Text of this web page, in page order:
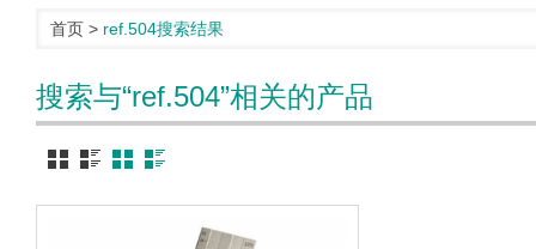
首页 > ref.504搜索结果
搜索与“ref.504”相关的产品